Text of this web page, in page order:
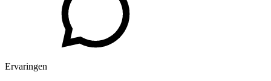
Ervaringen